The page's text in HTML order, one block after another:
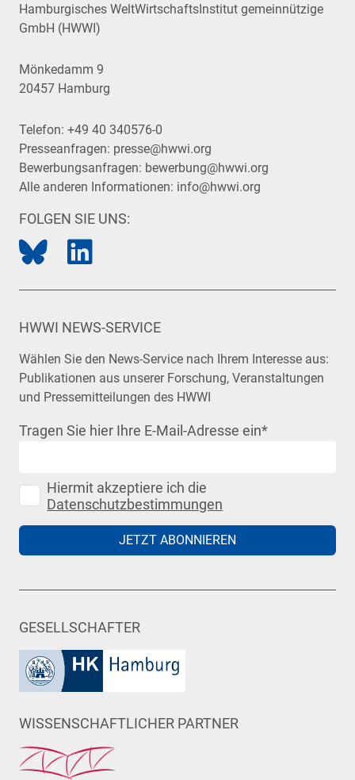
Hamburgisches WeltWirtschaftsInstitut gemeinnützige
GmbH (HWWI)
Mönkedamm 9
20457 Hamburg
Telefon: +49 40 340576-0
Presseanfragen: presse@hwwi.org
Bewerbungsanfragen: bewerbung@hwwi.org
Alle anderen Informationen: info@hwwi.org
FOLGEN SIE UNS:
HWWI NEWS-SERVICE
Wählen Sie den News-Service nach Ihrem Interesse aus:
Publikationen aus unserer Forschung, Veranstaltungen
und Pressemitteilungen des HWWI
Tragen Sie hier Ihre E-Mail-Adresse ein*
Hiermit akzeptiere ich die
Datenschutzbestimmungen
JETZT ABONNIEREN
GESELLSCHAFTER
WISSENSCHAFTLICHER PARTNER